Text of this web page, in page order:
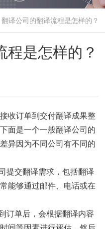
翻译公司的翻译流程是怎样的？
程是怎样的？
收订单到交付翻译成果整
面是一个一般翻译公司的
异因为不同公司有不同的
提交翻译需求，包括翻译
能够通过邮件、电话或在
订单后，会根据翻译内容